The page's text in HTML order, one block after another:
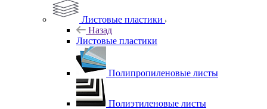
Листовые пластики
Назад
Листовые пластики
Полипропиленовые листы
Полиэтиленовые листы